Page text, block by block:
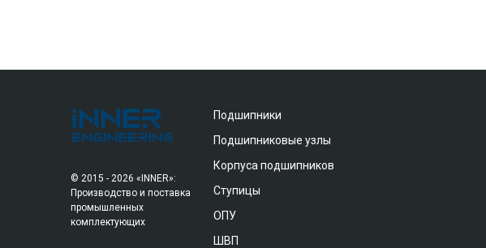
© 2015 - 2026 «INNER»:
Производство и поставка
промышленных
комплектующих
Подшипники
Подшипниковые узлы
Корпуса подшипников
Ступицы
ОПУ
ШВП